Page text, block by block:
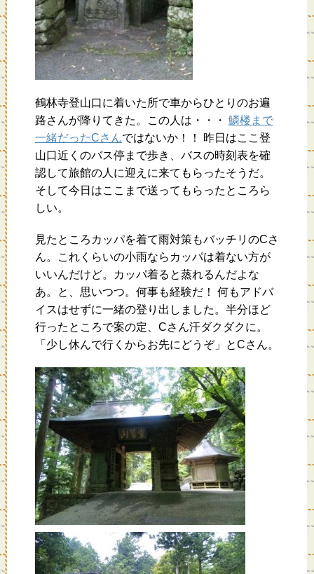
鶴林寺登山口に着いた所で車からひとりのお遍
路さんが降りてきた。この人は・・・ 鱗楼まで
一緒だったCさんではないか！！ 昨日はここ登
山口近くのバス停まで歩き、バスの時刻表を確
認して旅館の人に迎えに来てもらったそうだ。
そして今日はここまで送ってもらったところら
しい。
見たところカッパを着て雨対策もバッチリのCさ
ん。これくらいの小雨ならカッパは着ない方が
いいんだけど。カッパ着ると蒸れるんだよな
あ。と、思いつつ。何事も経験だ！ 何もアドバ
イスはせずに一緒の登り出しました。半分ほど
行ったところで案の定、Cさん汗ダクダクに。
「少し休んで行くからお先にどうぞ」とCさん。